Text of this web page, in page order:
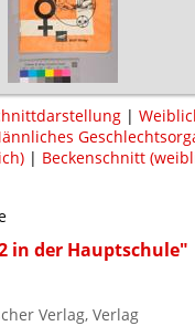
|
| Beckenschnitt
in der Hauptschule"
Verlag, Verlag